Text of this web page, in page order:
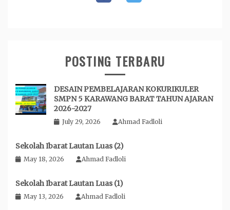
POSTING TERBARU
DESAIN PEMBELAJARAN KOKURIKULER
SMPN 5 KARAWANG BARAT TAHUN AJARAN
2026-2027
July 29, 2026 Ahmad Fadloli
Sekolah Ibarat Lautan Luas (2)
May 18, 2026 Ahmad Fadloli
Sekolah Ibarat Lautan Luas (1)
May 13, 2026 Ahmad Fadloli